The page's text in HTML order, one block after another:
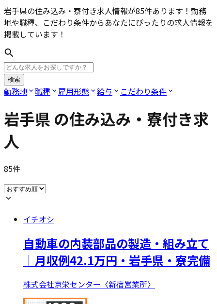
岩手県の住み込み・寮付き求人情報が85件あります！勤務
地や職種、こだわり条件からあなたにぴったりの求人情報を
掲載しています！
検索
勤務地 職種 雇用形態 給与 こだわり条件
岩手県 の住み込み・寮付き求
人
85件
イチオシ
自動車の内装部品の製造・組み立て
｜月収例42.1万円・岩手県・寮完備
株式会社京栄センター〈新宿営業所〉